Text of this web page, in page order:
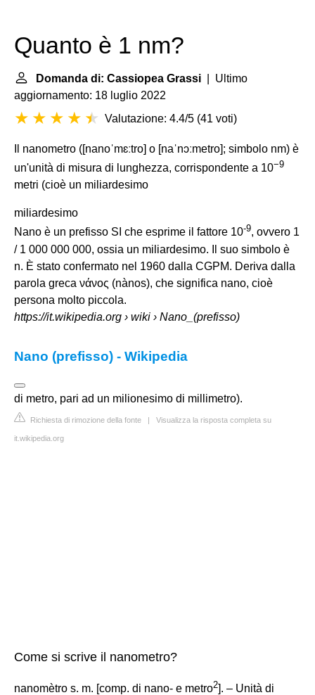
Quanto è 1 nm?
Domanda di: Cassiopea Grassi | Ultimo
aggiornamento: 18 luglio 2022
Valutazione: 4.4/5 (41 voti)
Il nanometro ([nanoˈmɛːtro] o [naˈnɔːmetro]; simbolo nm) è
un'unità di misura di lunghezza, corrispondente a 10−9
metri (cioè un miliardesimo
miliardesimo
Nano è un prefisso SI che esprime il fattore 10-9, ovvero 1
/ 1 000 000 000, ossia un miliardesimo. Il suo simbolo è
n. È stato confermato nel 1960 dalla CGPM. Deriva dalla
parola greca νάνος (nànos), che significa nano, cioè
persona molto piccola.
https://it.wikipedia.org › wiki › Nano_(prefisso)
Nano (prefisso) - Wikipedia
di metro, pari ad un milionesimo di millimetro).
Richiesta di rimozione della fonte | Visualizza la risposta completa su
it.wikipedia.org
Come si scrive il nanometro?
nanomètro s. m. [comp. di nano- e metro2]. – Unità di